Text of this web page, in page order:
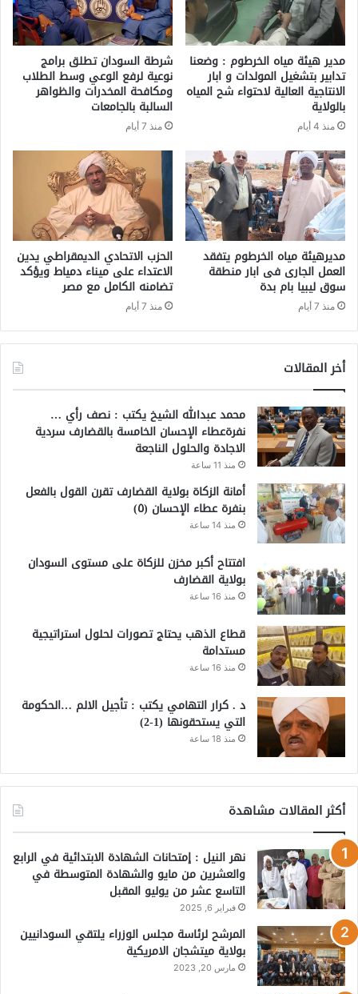
مدير هيئة مياه الخرطوم : وضعنا
تدابير بتشغيل المولدات و ابار
الانتاجية العالية لاحتواء شح المياه
بالولاية
منذ 4 أيام
شرطة السودان تطلق برامج
نوعية لرفع الوعي وسط الطلاب
ومكافحة المخدرات والظواهر
السالبة بالجامعات
منذ 7 أيام
مديرهيئة مياه الخرطوم يتفقد
العمل الجارى فى ابار منطقة
سوق ليبيا بام بدة
منذ 7 أيام
الحزب الاتحادي الديمقراطي يدين
الاعتداء على ميناء دمياط ويؤكد
تضامنه الكامل مع مصر
منذ 7 أيام
أخر المقالات
محمد عبدالله الشيخ يكتب : نصف رأي …
نفرةعطاء الإحسان الخامسة بالقضارف سردية
الاجادة والحلول الناجعة
منذ 11 ساعة
أمانة الزكاة بولاية القضارف تقرن القول بالفعل
بنفرة عطاء الإحسان (٥)
منذ 14 ساعة
افتتاح أكبر مخزن للزكاة على مستوى السودان
بولاية القضارف
منذ 16 ساعة
قطاع الذهب يحتاج تصورات لحلول استراتيجية
مستدامة
منذ 16 ساعة
د . كرار التهامي يكتب : تأجيل الالم …الحكومة
التي يستحقونها (1-2)
منذ 18 ساعة
أكثر المقالات مشاهدة
نهر النيل : إمتحانات الشهادة الابتدائية في الرابع
والعشرين من مايو والشهادة المتوسطة في
التاسع عشر من يوليو المقبل
فبراير 6, 2025
المرشح لرئاسة مجلس الوزراء يلتقي السودانيين
بولاية ميتشجان الامريكية
مارس 20, 2023